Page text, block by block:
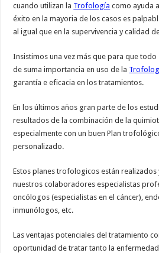
cuando utilizan la Trofología como ayuda
éxito en la mayoria de los casos es
al igual que en la supervivencia y calidad
Insistimos una vez más que para que todo
de suma importancia en uso de la
garantía e eficacia en los tratamientos.
En los últimos años gran parte de los
resultados de la combinación de la
especialmente con un buen Plan
personalizado.
Estos planes trofologicos están realizados
nuestros colaboradores especialistas
oncólogos (especialistas en el cáncer),
inmunólogos, etc.
Las ventajas potenciales del tratamiento
oportunidad de tratar tanto la